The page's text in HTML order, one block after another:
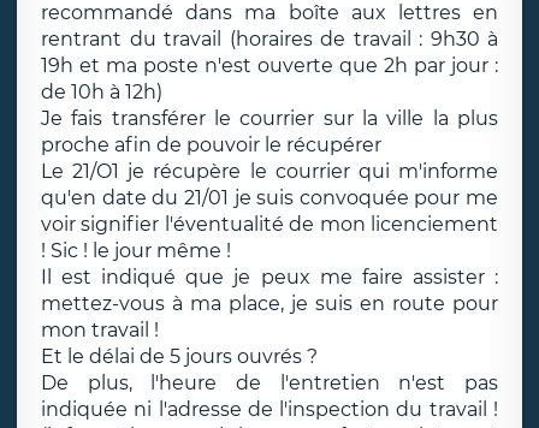
recommandé dans ma boîte aux lettres en
rentrant du travail (horaires de travail : 9h30 à
19h et ma poste n'est ouverte que 2h par jour :
de 10h à 12h)
Je fais transférer le courrier sur la ville la plus
proche afin de pouvoir le récupérer
Le 21/O1 je récupère le courrier qui m'informe
qu'en date du 21/01 je suis convoquée pour me
voir signifier l'éventualité de mon licenciement
! Sic ! le jour même !
Il est indiqué que je peux me faire assister :
mettez-vous à ma place, je suis en route pour
mon travail !
Et le délai de 5 jours ouvrés ?
De plus, l'heure de l'entretien n'est pas
indiquée ni l'adresse de l'inspection du travail !